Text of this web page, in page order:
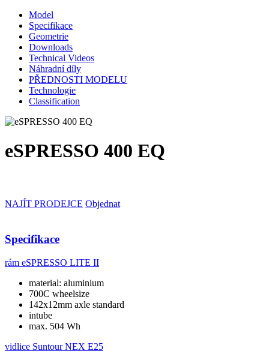
Model
Specifikace
Geometrie
Downloads
Technical Videos
Náhradní díly
PŘEDNOSTI MODELU
Technologie
Classification
eSPRESSO 400 EQ
NAJÍT PRODEJCE Objednat
Specifikace
rám eSPRESSO LITE II
material: aluminium
700C wheelsize
142x12mm axle standard
intube
max. 504 Wh
vidlice Suntour NEX E25